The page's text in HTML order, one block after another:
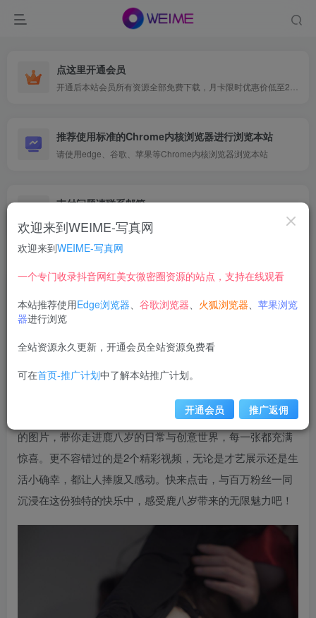
点这里开通会员
推荐使用标准的Chrome内核浏览器进行浏览本站
请使用edge、谷歌、苹果等Chrome内核浏览器浏览本站
支付问题请联系邮箱
遇到支付问题请联系网页底部邮箱或者微信支付留言
【4P2V】
12个月前发布
绝对是一场视觉与欢乐的盛宴！本期精心准备了4张趣味横生
的图片，带你走进鹿八岁的日常与创意世界，每一张都充满
惊喜。更不容错过的是2个精彩视频，无论是才艺展示还是生
活小确幸，都让人捧腹又感动。快来点击，与百万粉丝一同
沉浸在这份独特的快乐中，感受鹿八岁带来的无限魅力吧！
欢迎来到WEIME-写真网
欢迎来到WEIME-写真网
一个专门收录抖音网红美女微密圈资源的站点，支持在线观看
本站推荐使用Edge浏览器、 谷歌浏览器、 火狐浏览器、 苹果浏览
器进行浏览
全站资源永久更新，开通会员全站资源免费看
可在首页-推广计划中了解本站推广计划。
开通会员 推广返佣